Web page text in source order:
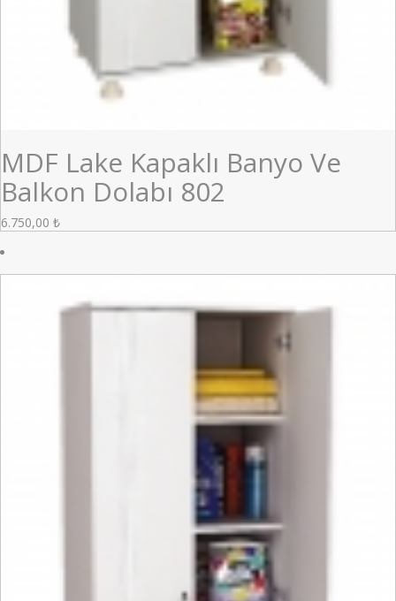
MDF Lake Kapaklı Banyo Ve
Balkon Dolabı 802
6.750,00 ₺